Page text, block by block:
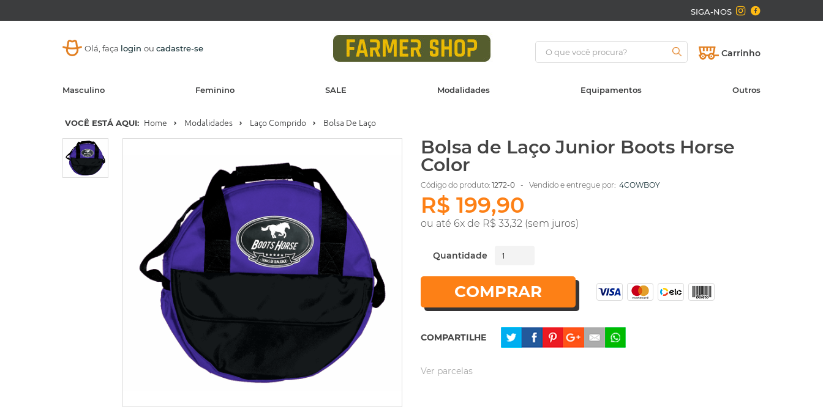
SIGA-NOS
Olá, faça login ou cadastre-se Carrinho
Masculino Feminino SALE Modalidades Equipamentos Outros
VOCÊ ESTÁ AQUI: Home Modalidades Laço Comprido Bolsa De Laço
Bolsa de Laço Junior Boots Horse
Color
Código do produto: 1272-0 - Vendido e entregue por: 4COWBOY
R$ 199,90
ou até 6x de R$ 33,32 (sem juros)
Quantidade
COMPRAR
COMPARTILHE
Ver parcelas